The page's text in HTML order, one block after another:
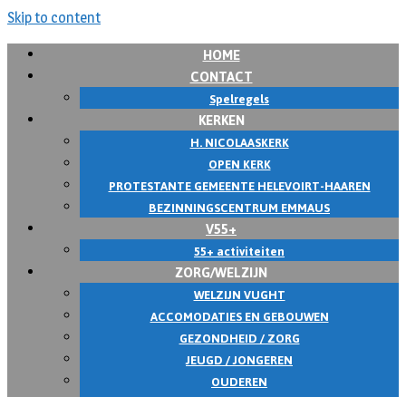
Skip to content
HOME
CONTACT
Spelregels
KERKEN
H. NICOLAASKERK
OPEN KERK
PROTESTANTE GEMEENTE HELEVOIRT-HAAREN
BEZINNINGSCENTRUM EMMAUS
V55+
55+ activiteiten
ZORG/WELZIJN
WELZIJN VUGHT
ACCOMODATIES EN GEBOUWEN
GEZONDHEID / ZORG
JEUGD / JONGEREN
OUDEREN